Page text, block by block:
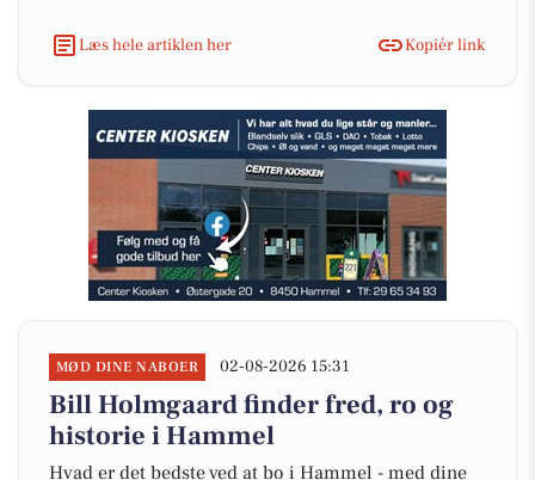
Læs hele artiklen her Kopiér link
MØD DINE NABOER 02-08-2026 15:31
Bill Holmgaard finder fred, ro og
historie i Hammel
Hvad er det bedste ved at bo i Hammel - med dine